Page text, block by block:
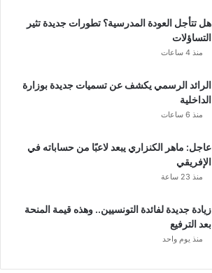
هل تتأجل العودة المدرسية؟ تطورات جديدة تثير
التساؤلات
منذ 4 ساعات
الرائد الرسمي يكشف عن تسميات جديدة بوزارة
الداخلية
منذ 6 ساعات
عاجل: ماهر الكنزاري يبعد لاعبًا من حساباته في
الإفريقي
منذ 23 ساعة
زيادة جديدة لفائدة التونسيين.. وهذه قيمة المنحة
بعد الترفيع
منذ يوم واحد